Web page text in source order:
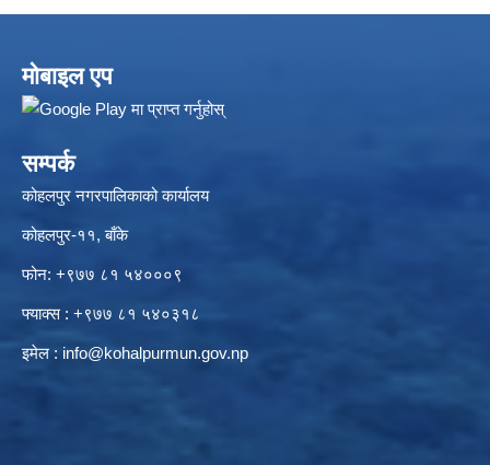
मोबाइल एप
सम्पर्क
कोहलपुर नगरपालिकाको कार्यालय
कोहलपुर-११, बाँके
फोन: +९७७ ८१ ५४०००९
फ्याक्स : +९७७ ८१ ५४०३१८
इमेल : info@kohalpurmun.gov.np